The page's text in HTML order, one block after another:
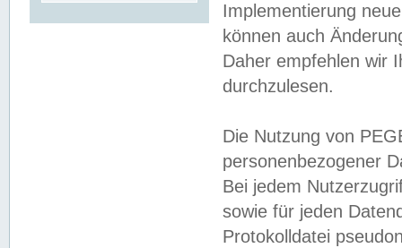
Implementierung
können auch
Daher empfehlen wir
durchzulesen.
Die Nutzung von
personenbezogener
Bei jedem
sowie für jeden
Protokolldatei